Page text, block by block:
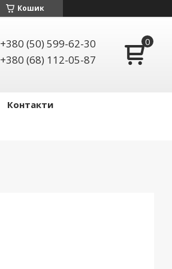
Кошик
+380 (50) 599-62-30
+380 (68) 112-05-87
Контакти